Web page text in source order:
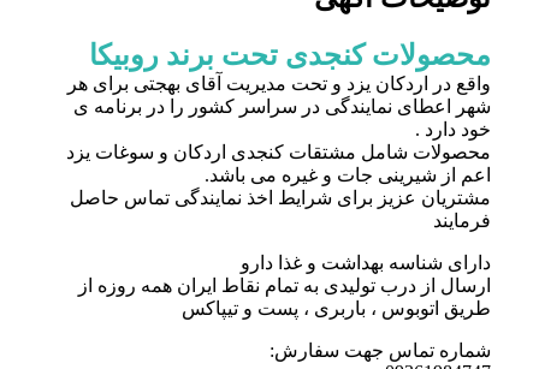
محصولات کنجدی تحت برند روبیکا
واقع در اردکان یزد و تحت مدیریت آقای بهجتی برای هر
شهر اعطای نمایندگی در سراسر کشور را در برنامه ی
خود دارد .
محصولات شامل مشتقات کنجدی اردکان و سوغات یزد
اعم از شیرینی جات و غیره می باشد.
مشتریان عزیز برای شرایط اخذ نمایندگی تماس حاصل
فرمایند
دارای شناسه بهداشت و غذا دارو
ارسال از درب تولیدی به تمام نقاط ایران همه روزه از
طریق اتوبوس ، باربری ، پست و تیپاکس
شماره تماس جهت سفارش: